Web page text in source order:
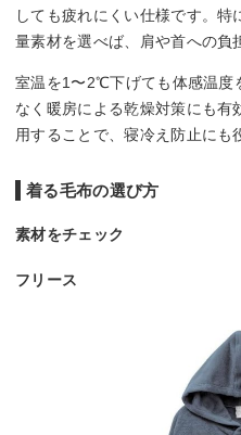
しても疲れにくい仕様です。
量素材を選べば、肩や首への負
室温を1〜2℃下げても体感温度
なく暖房による乾燥対策にも
用することで、寝冷え防止にも
着る毛布の選び方
素材をチェック
フリース